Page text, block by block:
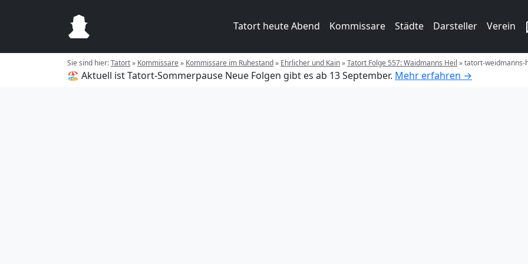
Tatort heute Abend Kommissare Städte Darsteller Verein
Sie sind hier:Tatort» Kommissare» Kommissare im Ruhestand» Ehrlicher und Kain»Tatort Folge 557: Waidmanns Heil »tatort-weidmanns-
🏖️ Aktuell ist Tatort-Sommerpause Neue Folgen gibt es ab 13 September. Mehr erfahren →